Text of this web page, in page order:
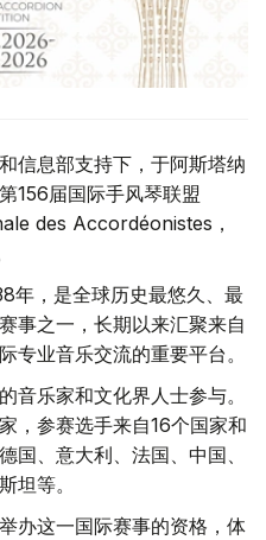
信息部支持下，于阿斯塔纳
156届国际手风琴联盟
des Accordéonistes，
年，是全球历史最悠久、最
事之一，长期以来汇聚来自
专业音乐交流的重要平台。
音乐家和文化界人士参与。
，参赛选手来自16个国家和
国、意大利、法国、中国、
坦等。
办这一国际赛事的资格，体